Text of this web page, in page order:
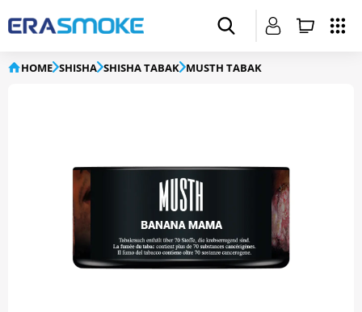
HOME SHISHA SHISHA TABAK MUSTH TABAK